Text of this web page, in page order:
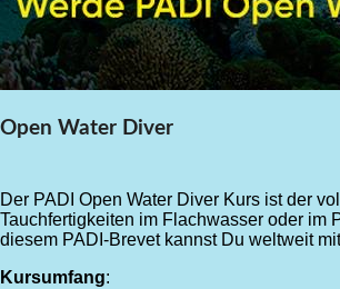
Open Water Diver
Der PADI Open Water Diver Kurs ist der
Tauchfertigkeiten im Flachwasser oder im
diesem PADI-Brevet kannst Du weltweit
Kursumfang: